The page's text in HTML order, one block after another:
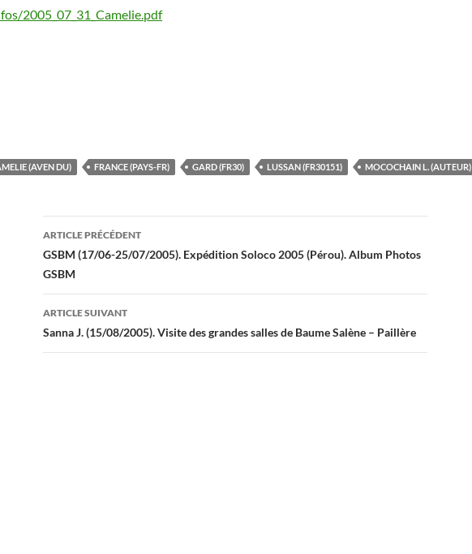
2005_07_31_Camelie.pdf
(AVEN DU) FRANCE (PAYS-FR) GARD (FR30) LUSSAN (FR30151) MOCOCHAIN L. (AUTEUR)
Navigation
des
articles
ARTICLE PRÉCÉDENT
GSBM (17/06-25/07/2005). Expédition Soloco 2005 (Pérou). Album Photos
GSBM
ARTICLE SUIVANT
Sanna J. (15/08/2005). Visite des grandes salles de Baume Salène – Paillère